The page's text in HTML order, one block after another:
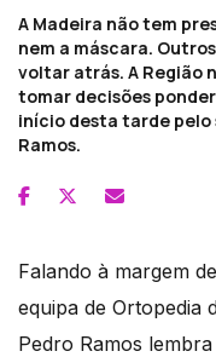
A Madeira não tem
nem a máscara.
voltar atrás. A Região
tomar decisões
início desta tarde pelo
Ramos.
Falando à margem
equipa de Ortopedia
Pedro Ramos